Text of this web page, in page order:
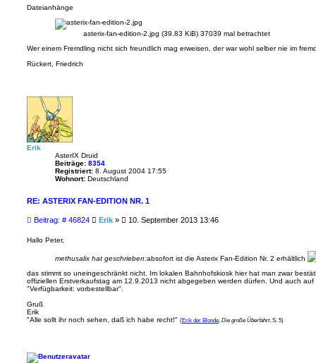
Dateianhänge
asterix-fan-edition-2.jpg (39.83 KiB) 37039 mal betrachtet
Wer einem Fremdling nicht sich freundlich mag erweisen, der war wohl selber nie im
Rückert, Friedrich
Erik
AsterIX Druid
Beiträge: 8354
Registriert: 8. August 2004 17:55
Wohnort: Deutschland
RE: ASTERIX FAN-EDITION NR. 1
Beitrag: # 46824B
r
g
Erik » 10. September 2013 13:46
Hallo Peter,
methusalix hat geschrieben:absofort ist die Asterix Fan-Edition Nr. 2 erhältlich
das stimmt so uneingeschränkt nicht. Im lokalen Bahnhofskiosk hier hat man zwar
offiziellen Erstverkaufstag am 12.9.2013 nicht abgegeben werden dürfen. Und auch
"Verfügbarkeit: vorbestellbar".
Gruß
Erik
"Alle sollt ihr noch sehen, daß ich habe recht!" (Erik der Blonde, Die große Überfahrt, S. 5)